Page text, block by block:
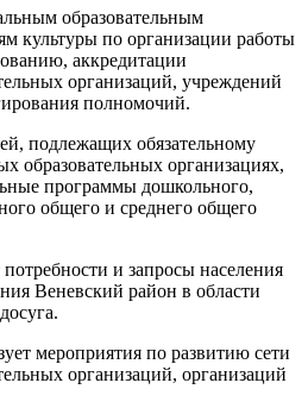
образовательным
культуры по организации работы
аккредитации
организаций, учреждений
полномочий.
подлежащих обязательному
образовательных организациях,
программы дошкольного,
общего и среднего общего
и запросы населения
Веневский район в области
мероприятия по развитию сети
организаций, организаций